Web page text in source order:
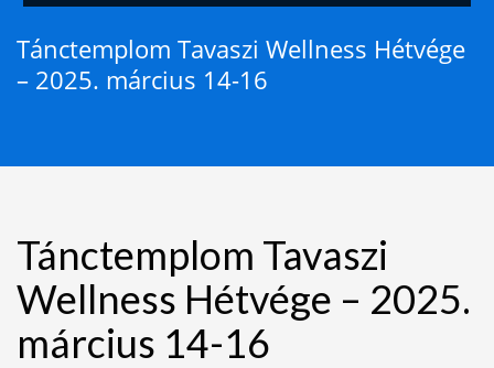
Tánctemplom Tavaszi Wellness Hétvége
– 2025. március 14-16
Tánctemplom Tavaszi
Wellness Hétvége – 2025.
március 14-16